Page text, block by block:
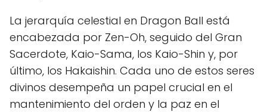
La jerarquía celestial en Dragon Ball está
encabezada por Zen-Oh, seguido del Gran
Sacerdote, Kaio-Sama, los Kaio-Shin y, por
último, los Hakaishin. Cada uno de estos seres
divinos desempeña un papel crucial en el
mantenimiento del orden y la paz en el